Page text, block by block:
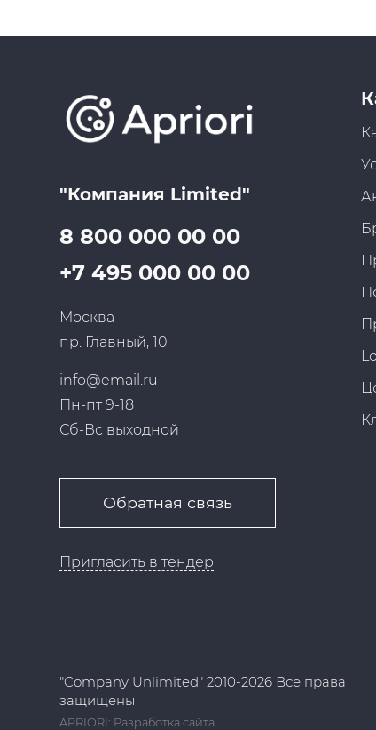
"Компания Limited"
8 800 000 00 00
+7 495 000 00 00
Москва
пр. Главный, 10
info@email.ru
Пн-пт 9-18
Сб-Вс выходной
Обратная связь
Пригласить в тендер
"Company Unlimited" 2010-2026 Все права
защищены
APRIORI: Разработка сайта